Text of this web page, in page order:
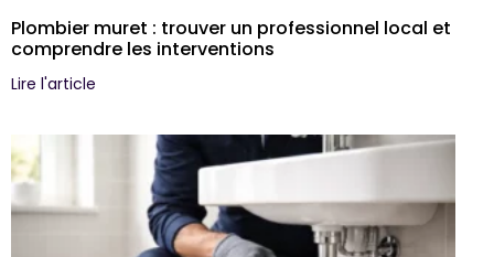
Plombier muret : trouver un professionnel local et
comprendre les interventions
Lire l'article